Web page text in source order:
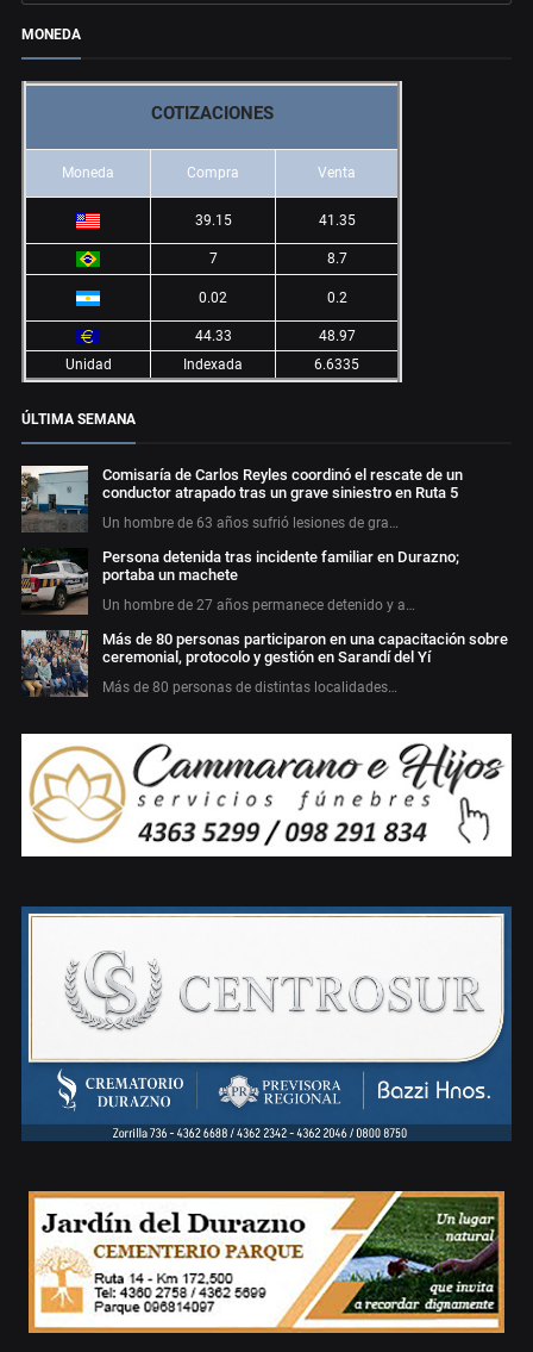
MONEDA
COTIZACIONES
Moneda Compra Venta
39.15 41.35
7 8.7
0.02 0.2
44.33
48.97
Unidad
Indexada 6.6335
ÚLTIMA SEMANA
Comisaría de Carlos Reyles coordinó el rescate de un
conductor atrapado tras un grave siniestro en Ruta 5
Un hombre de 63 años sufrió lesiones de gra…
Persona detenida tras incidente familiar en Durazno;
portaba un machete
Un hombre de 27 años permanece detenido y a…
Más de 80 personas participaron en una capacitación sobre
ceremonial, protocolo y gestión en Sarandí del Yí
Más de 80 personas de distintas localidades…